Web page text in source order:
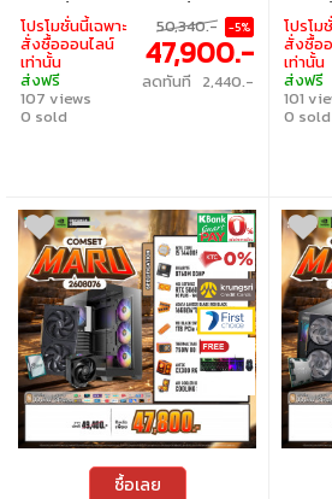
คอมพิวเตอร์เสียภายใน 30 วัน นับจากวันซื้อ
เปลี่ยนอุปกรณ์คอมพิวเตอร์ใหม่ให้ทันที
ภายใน 24 ชั่วโมง เฉพาะซื้อผ่าน JIB Online
เท่านั้น (เงื่อนไขเป็นไปตามที่กำหนด) • ผ่อน
สบายๆ 0% นาน 10 เดือน ทุกเซ็ต • บริการ
ซ่อมและตรวจเช็คอาการ ฟรี! ได้ที่เจไอบีกว่า 140
สาขา ทั่วประเทศ
โปรโมชั่นนี้เฉพาะ
สั่งซื้อออนไลน์
เท่านั้น
ส่งฟรี
107 views
0 sold
50,340.- -5%
47,900.-
ลดทันที 2,440.-
คอมพิว
เปลี่ยนอุ
ภายใน
เท่านั้น (
สบายๆ
ซ่อมและต
สาขา ทั่วป
โปรโม
สั่งซื้อ
เท่านั้น
ส่งฟรี
101
0 sold
ซื้อเลย